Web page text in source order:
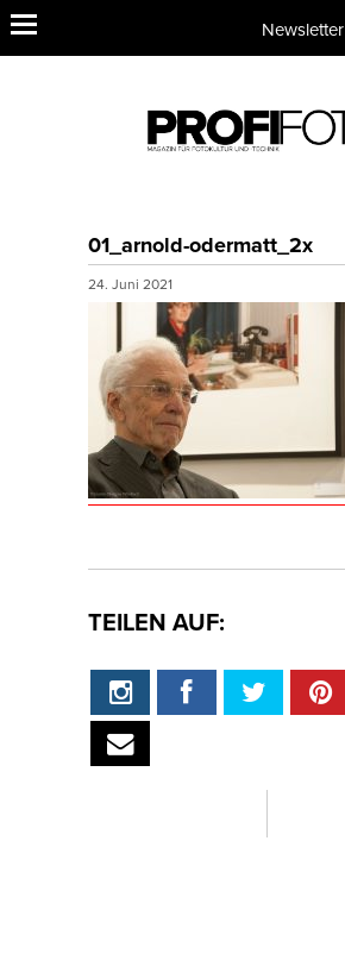
Newsletter
01_arnold-odermatt_2x
24. Juni 2021
TEILEN AUF: